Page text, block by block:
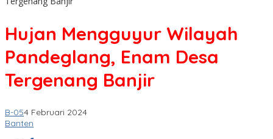
Hujan Mengguyur Wilayah
Pandeglang, Enam Desa
Tergenang Banjir
B-054 Februari 2024
Banten